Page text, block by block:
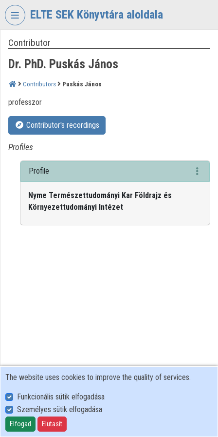
Skip header
ELTE SEK Könyvtára aloldala
VIDEO
ELTE
EKL
KÖNYVTÁR
ÉS
LEVÉLTÁR
Organization home
Log In
Categories
Organization playlists
Contributor
Dr. PhD. Puskás János
Contributors Puskás János
professzor
Contributor's recordings
Profiles
Profile
Nyme Természettudományi Kar Földrajz és
Környezettudományi Intézet
User Policy
Adatkezelési tájékoztató (en)
Cookie Policy
The website uses cookies to improve the quality of services.
Funkcionális sütik elfogadása
Személyes sütik elfogadása
Elfogad Elutasít